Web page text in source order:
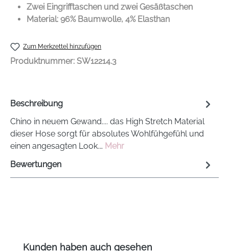
Zwei Eingrifftaschen und zwei Gesäßtaschen
Material: 96% Baumwolle, 4% Elasthan
Zum Merkzettel hinzufügen
Produktnummer: SW12214.3
Beschreibung
Chino in neuem Gewand.... das High Stretch Material
dieser Hose sorgt für absolutes Wohlfühgefühl und
einen angesagten Look.… Mehr
Bewertungen
Produktgalerie überspringen
Kunden haben auch gesehen